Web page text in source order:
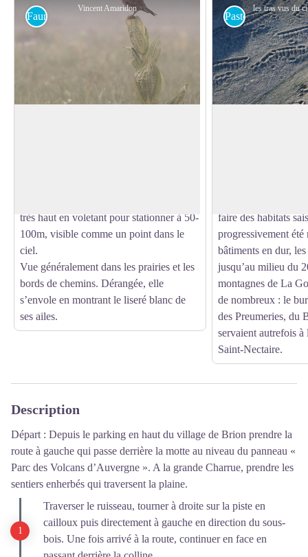
Vincent Amaridon
Faune
très haut en voletant pour stationner à 50-
100m, visible comme un point dans le
ciel.
Vue généralement dans les prairies et les
bords de chemins. Dérangée, elle
s’envole en montrant le liseré blanc de
ses ailes.
Pastoralisme
faire des habitats
progressivement été
bâtiments en dur,
jusqu’au milieu du
montagnes de La
de nombreux : le
des Preumeries,
servaient autrefois
Saint-Nectaire.
Description
Départ : Depuis le parking en haut du village de Brion prendre la
route à gauche qui passe derrière la motte au niveau du panneau «
Parc des Volcans d’Auvergne ». A la grande Charrue, prendre les
sentiers enherbés qui traversent la plaine.
Traverser le ruisseau, tourner à droite sur la piste en
cailloux puis directement à gauche en direction du sous-
bois. Une fois arrivé à la route, continuer en face en